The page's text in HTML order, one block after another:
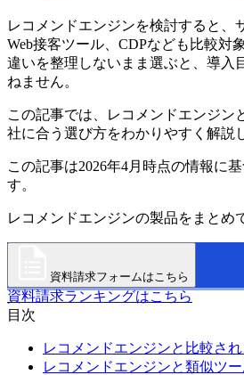
レコメンドエンジンを検討すると、
Web接客ツール、CDPなども比較対
違いを整理しないまま選ぶと、導入
ねません。
この記事では、レコメンドエンジン
社に合う選び方をわかりやすく解説
この記事は2026年4月時点の情報に
す。
レコメンドエンジンの製品をまとめ
資料請求フォームはこちら
資料請求ランキングはこちら
目次
レコメンドエンジンと比較さ
レコメンドエンジンと類似ツ